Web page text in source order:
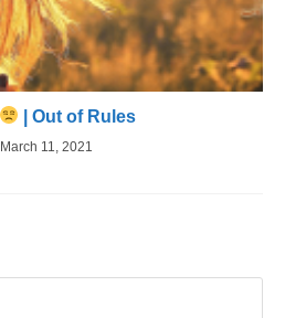
| Out of Rules
March 11, 2021